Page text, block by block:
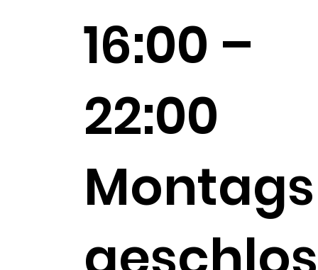
16:00 –
22:00
Montags